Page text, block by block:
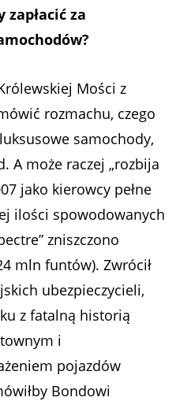
zapłacić za
Mości z
rozmachu, czego
samochody,
A może raczej „rozbija
jako kierowcy pełne
ilości spowodowanych
zniszczono
mln funtów). Zwrócił
ubezpieczycieli,
z fatalną historią
i
pojazdów
Bondowi